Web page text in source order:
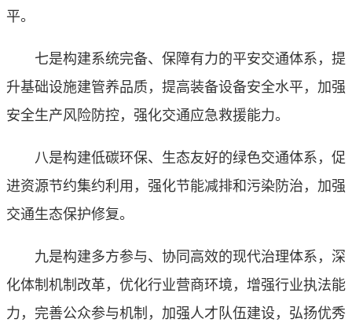
平。
七是构建系统完备、保障有力的平安交通体系，提
升基础设施建管养品质，提高装备设备安全水平，加强
安全生产风险防控，强化交通应急救援能力。
八是构建低碳环保、生态友好的绿色交通体系，促
进资源节约集约利用，强化节能减排和污染防治，加强
交通生态保护修复。
九是构建多方参与、协同高效的现代治理体系，深
化体制机制改革，优化行业营商环境，增强行业执法能
力，完善公众参与机制，加强人才队伍建设，弘扬优秀